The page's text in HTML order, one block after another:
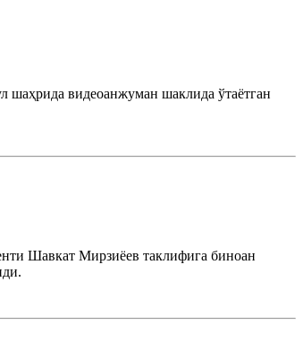
видеоанжуман шаклида ўтаётган
Шавкат Мирзиёев таклифига биноан